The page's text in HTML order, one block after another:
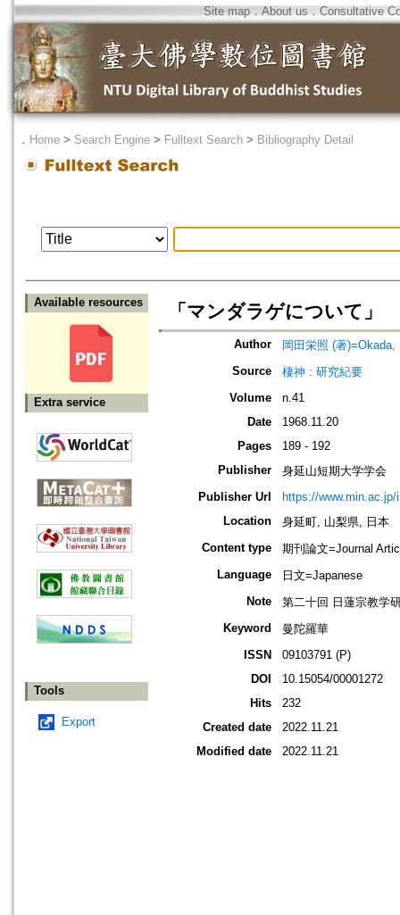
Site map．About us ． Consultative
． Home > Search Engine > Fulltext Search > Bibliography Detail
Available resources
Extra service
Tools
Export
「マンダラゲについて」
Author
岡田栄照 (著)=Okada,
Source
棲神 : 研究紀要
Volume
n.41
Date
1968.11.20
Pages
189 - 192
Publisher
身延山短期大学学会
Publisher Url
https://
Location
身延町, 山梨県, 日本
Content type
期刊論文=Journal
Language
日文=Japanese
Note
第二十回 日蓮宗教学
Keyword
曼陀羅華
ISSN
09103791 (P)
DOI
10.15054/00001272
Hits
232
Created date
2022.11.21
Modified date
2022.11.21